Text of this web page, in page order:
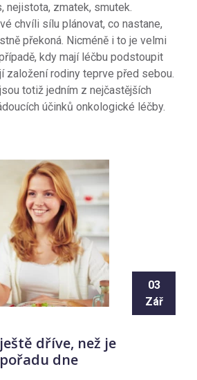
nejistota, zmatek, smutek.
chvíli sílu plánovat, co nastane,
překoná. Nicméně i to je velmi
kdy mají léčbu podstoupit
založení rodiny teprve před sebou.
totiž jedním z nejčastějších
účinků onkologické léčby.
03
Zář
dříve, než je
dne